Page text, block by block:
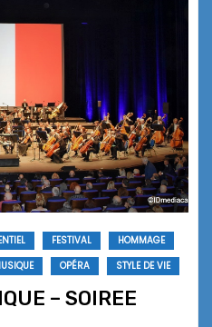
FESTIVAL
HOMMAGE
OPÉRA STYLE DE VIE
– SOIREE